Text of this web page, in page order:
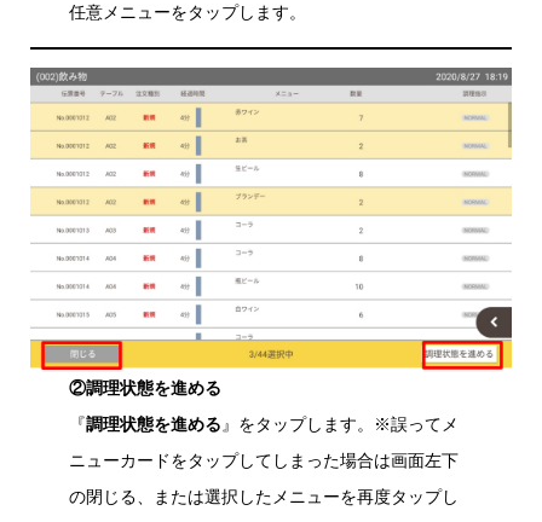
任意メニューをタップします。
②調理状態を進める
『調理状態を進める』をタップします。※誤ってメ
ニューカードをタップしてしまった場合は画面左下
の閉じる、または選択したメニューを再度タップし